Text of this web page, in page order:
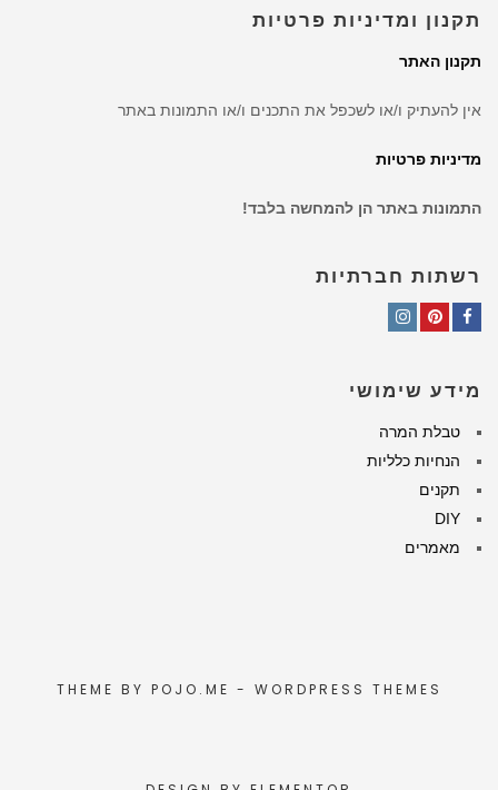
תקנון ומדיניות פרטיות
תקנון האתר
אין להעתיק ו/או לשכפל את התכנים ו/או התמונות באתר
מדיניות פרטיות
התמונות באתר הן להמחשה בלבד!
רשתות חברתיות
מידע שימושי
טבלת המרה
הנחיות כלליות
תקנים
DIY
מאמרים
THEME BY POJO.ME - WORDPRESS THEMES